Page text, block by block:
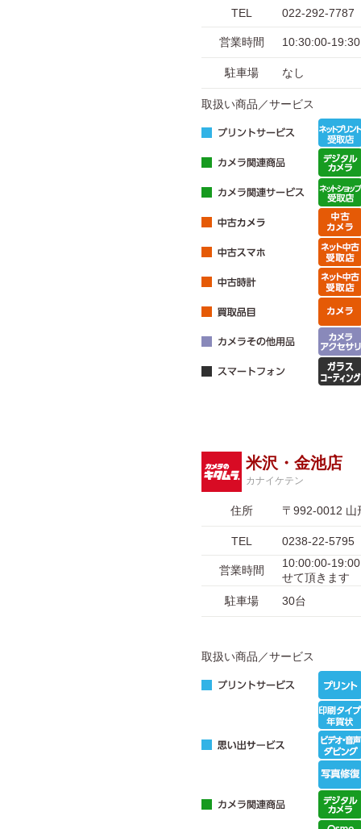
TEL
022-292-7787
営業時間 10:30:00-
駐車場 なし
取扱い商品／サービス
米沢・金池店
カナイケテン
住所 〒992-0012 山
TEL 0238-22-5795
営業時間
10:00:00-
せて頂きます
駐車場
30台
取扱い商品／サービス